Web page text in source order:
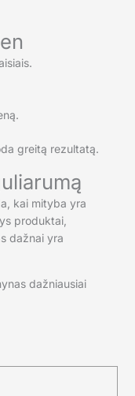
greitą rezultatą.
kai mityba yra
produktai,
dažnai yra
dažniausiai